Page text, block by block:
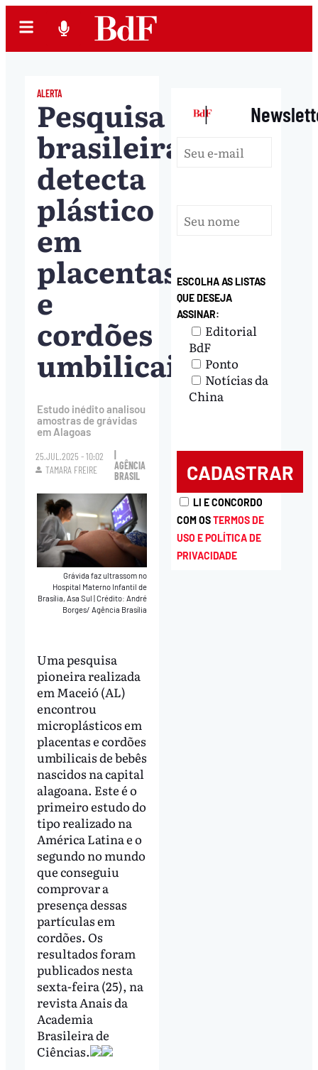
ALERTA
Pesquisa
brasileira
detecta
plástico
em
placentas
e
cordões
umbilicais
Estudo inédito analisou
amostras de grávidas
em Alagoas
25.JUL.2025 - 10:02
TAMARA FREIRE
AGÊNCIA
BRASIL
Grávida faz ultrassom no
Hospital Materno Infantil de
Brasília, Asa Sul|Crédito: André
Borges/ Agência Brasília
Uma pesquisa
pioneira realizada
em Maceió (AL)
encontrou
microplásticos em
placentas e cordões
umbilicais de bebês
nascidos na capital
alagoana. Este é o
primeiro estudo do
tipo realizado na
América Latina e o
segundo no mundo
que conseguiu
comprovar a
presença dessas
partículas em
cordões. Os
resultados foram
publicados nesta
sexta-feira (25), na
revista Anais da
Academia
Brasileira de
Ciências.
|
ESCOLHA AS LISTAS
QUE DESEJA
ASSINAR:
Editorial
BdF
Ponto
Notícias da
China
LI E CONCORDO
COM OSTERMOS DE
USO E POLÍTICA DE
PRIVACIDADE